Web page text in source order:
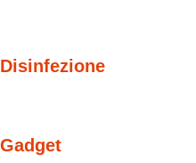
Disinfezione
Gadget